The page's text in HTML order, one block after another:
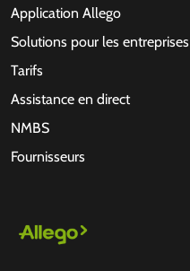
Application Allego
Solutions pour les entreprises
Tarifs
Assistance en direct
NMBS
Fournisseurs